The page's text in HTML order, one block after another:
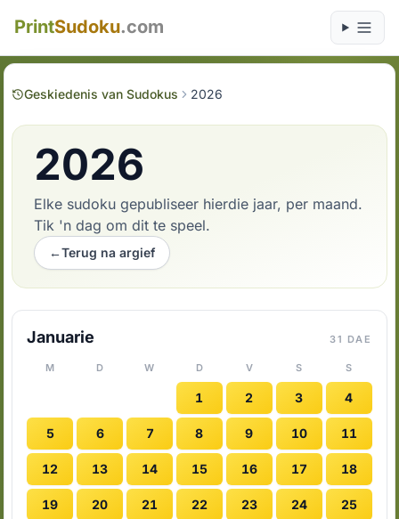
PrintSudoku.com
Geskiedenis van Sudokus 2026
2026
Elke sudoku gepubliseer hierdie jaar, per maand.
Tik 'n dag om dit te speel.
←Terug na argief
Januarie 31 DAE
M D W D V S S
1 2 3 4
5 6 7 8 9 10 11
12 13 14 15 16 17 18
19 20 21 22 23 24 25